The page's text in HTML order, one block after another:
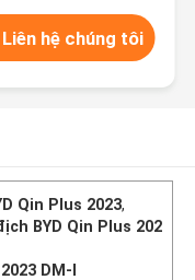
Liên hệ chúng tôi
Qin Plus 2023,
BYD Qin Plus 202
DM-I